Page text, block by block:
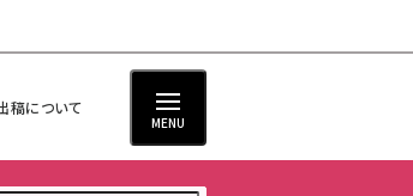
稿について
MENU